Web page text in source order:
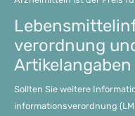
verordnung
Artikelangaben
Sollten Sie weitere
informations­verordnung